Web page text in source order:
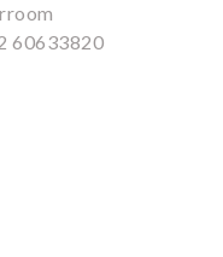
60633820